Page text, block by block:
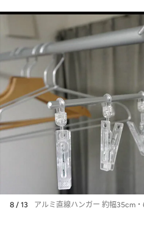
8 / 13 アルミ直線ハンガー 約幅35cm・